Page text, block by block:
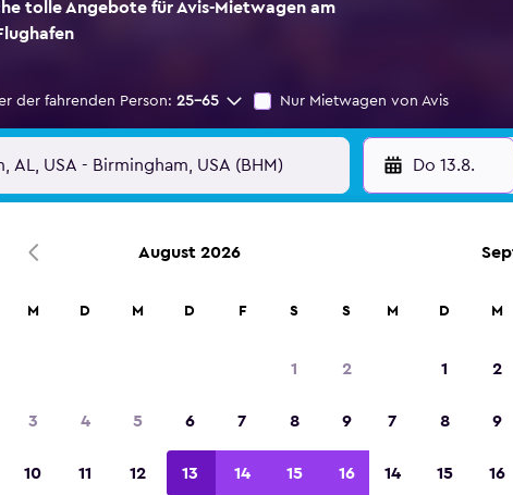
tolle Angebote für Avis-Mietwagen am
der fahrenden Person: 25-65 Nur Mietwagen von Avis
Do 13.8.
Sieger 2023 gekürt
August 2026
M D M D F S S
1 2
3 4 5 6 7 8 9
10 11 12 13 14 15 16
M D M
1 2
7 8 9
14 15 16